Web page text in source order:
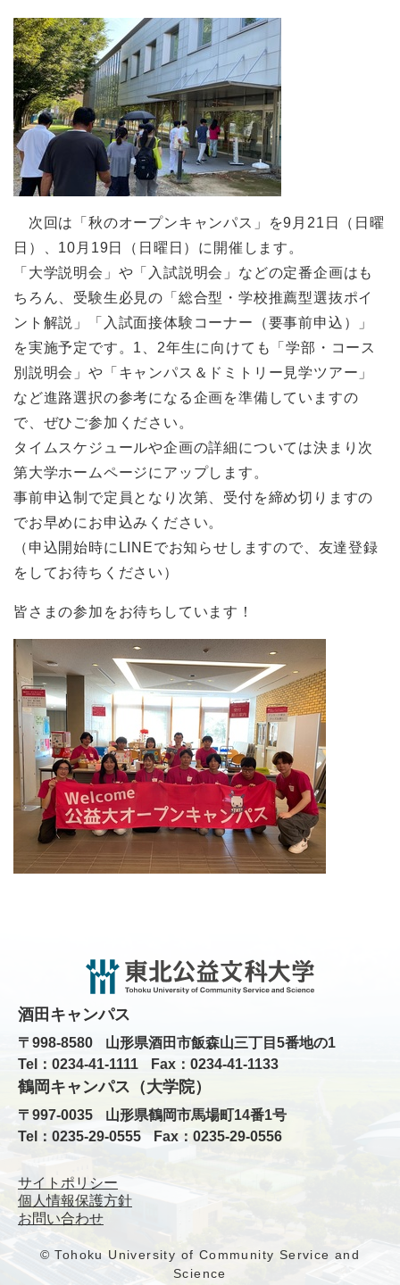
次回は「秋のオープンキャンパス」を9月21日（日曜
日）、10月19日（日曜日）に開催します。
「大学説明会」や「入試説明会」などの定番企画はも
ちろん、受験生必見の「総合型・学校推薦型選抜ポイ
ント解説」「入試面接体験コーナー（要事前申込）」
を実施予定です。1、2年生に向けても「学部・コース
別説明会」や「キャンパス＆ドミトリー見学ツアー」
など進路選択の参考になる企画を準備していますの
で、ぜひご参加ください。
タイムスケジュールや企画の詳細については決まり次
第大学ホームページにアップします。
事前申込制で定員となり次第、受付を締め切りますの
でお早めにお申込みください。
（申込開始時にLINEでお知らせしますので、友達登録
をしてお待ちください）
皆さまの参加をお待ちしています！
酒田キャンパス
〒998-8580
山形県酒田市飯森山三丁目5番地の1
Tel：0234-41-1111
Fax：0234-41-1133
鶴岡キャンパス（大学院）
〒997-0035
山形県鶴岡市馬場町14番1号
Tel：0235-29-0555
Fax：0235-29-0556
サイトポリシー
個人情報保護方針
お問い合わせ
© Tohoku University of Community Service and
Science